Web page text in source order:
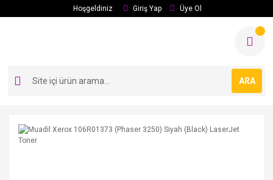
Hoşgeldiniz Giriş Yap Üye Ol
ARA